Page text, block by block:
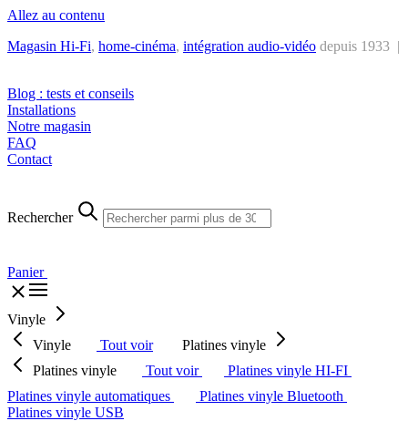
Allez au contenu
Magasin Hi-Fi, home-cinéma, intégration audio-vidéo depuis 1933 |
Blog : tests et conseils
Installations
Notre magasin
FAQ
Contact
Rechercher
Panier
Vinyle
Vinyle
Tout voir
Platines vinyle
Platines vinyle
Tout voir
Platines vinyle HI-FI
Platines vinyle automatiques
Platines vinyle Bluetooth
Platines vinyle USB